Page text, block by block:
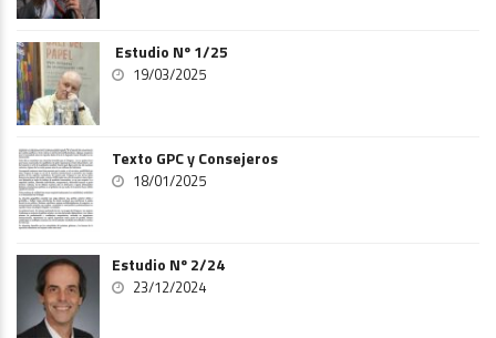
Estudio Nº 1/25
19/03/2025
Texto GPC y Consejeros
18/01/2025
Estudio Nº 2/24
23/12/2024